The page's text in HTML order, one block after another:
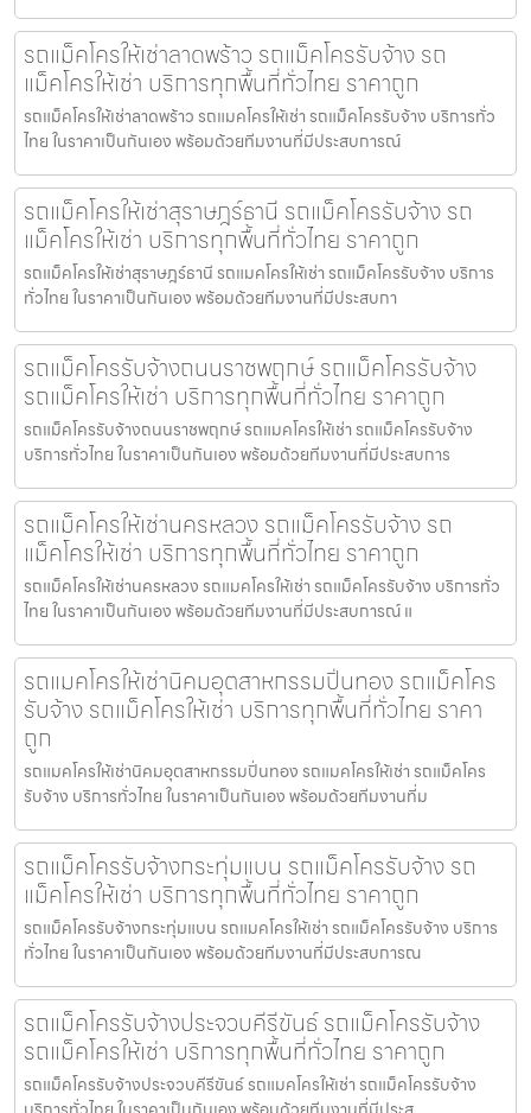
รถแม็คโครให้เช่าลาดพร้าว รถแม็คโครรับจ้าง รถ
แม็คโครให้เช่า บริการทุกพื้นที่ทั่วไทย ราคาถูก
รถแม็คโครให้เช่าลาดพร้าว รถแมคโครให้เช่า รถแม็คโครรับจ้าง บริการทั่ว
ไทย ในราคาเป็นกันเอง พร้อมด้วยทีมงานที่มีประสบการณ์
รถแม็คโครให้เช่าสุราษฎร์ธานี รถแม็คโครรับจ้าง รถ
แม็คโครให้เช่า บริการทุกพื้นที่ทั่วไทย ราคาถูก
รถแม็คโครให้เช่าสุราษฎร์ธานี รถแมคโครให้เช่า รถแม็คโครรับจ้าง บริการ
ทั่วไทย ในราคาเป็นกันเอง พร้อมด้วยทีมงานที่มีประสบกา
รถแม็คโครรับจ้างถนนราชพฤกษ์ รถแม็คโครรับจ้าง
รถแม็คโครให้เช่า บริการทุกพื้นที่ทั่วไทย ราคาถูก
รถแม็คโครรับจ้างถนนราชพฤกษ์ รถแมคโครให้เช่า รถแม็คโครรับจ้าง
บริการทั่วไทย ในราคาเป็นกันเอง พร้อมด้วยทีมงานที่มีประสบการ
รถแม็คโครให้เช่านครหลวง รถแม็คโครรับจ้าง รถ
แม็คโครให้เช่า บริการทุกพื้นที่ทั่วไทย ราคาถูก
รถแม็คโครให้เช่านครหลวง รถแมคโครให้เช่า รถแม็คโครรับจ้าง บริการทั่ว
ไทย ในราคาเป็นกันเอง พร้อมด้วยทีมงานที่มีประสบการณ์ แ
รถแมคโครให้เช่านิคมอุตสาหกรรมปิ่นทอง รถแม็คโคร
รับจ้าง รถแม็คโครให้เช่า บริการทุกพื้นที่ทั่วไทย ราคา
ถูก
รถแมคโครให้เช่านิคมอุตสาหกรรมปิ่นทอง รถแมคโครให้เช่า รถแม็คโคร
รับจ้าง บริการทั่วไทย ในราคาเป็นกันเอง พร้อมด้วยทีมงานที่ม
รถแม็คโครรับจ้างกระทุ่มแบน รถแม็คโครรับจ้าง รถ
แม็คโครให้เช่า บริการทุกพื้นที่ทั่วไทย ราคาถูก
รถแม็คโครรับจ้างกระทุ่มแบน รถแมคโครให้เช่า รถแม็คโครรับจ้าง บริการ
ทั่วไทย ในราคาเป็นกันเอง พร้อมด้วยทีมงานที่มีประสบการณ
รถแม็คโครรับจ้างประจวบคีรีขันธ์ รถแม็คโครรับจ้าง
รถแม็คโครให้เช่า บริการทุกพื้นที่ทั่วไทย ราคาถูก
รถแม็คโครรับจ้างประจวบคีรีขันธ์ รถแมคโครให้เช่า รถแม็คโครรับจ้าง